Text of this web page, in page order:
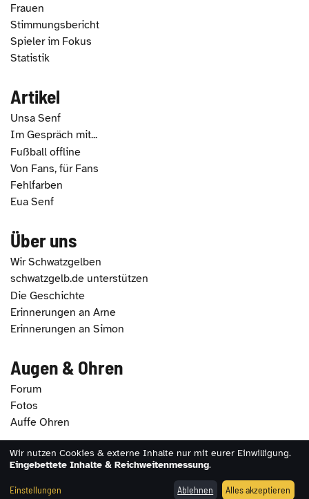
Frauen
Stimmungsbericht
Spieler im Fokus
Statistik
Artikel
Unsa Senf
Im Gespräch mit...
Fußball offline
Von Fans, für Fans
Fehlfarben
Eua Senf
Über uns
Wir Schwatzgelben
schwatzgelb.de unterstützen
Die Geschichte
Erinnerungen an Arne
Erinnerungen an Simon
Augen & Ohren
Forum
Fotos
Auffe Ohren
2026 - schwatzgelb.de |Impressum|Datenschutz
Wir nutzen Cookies & externe Inhalte nur mit eurer Einwilligung.
Eingebettete Inhalte & Reichweitenmessung.
Einstellungen Ablehnen Alles akzeptieren